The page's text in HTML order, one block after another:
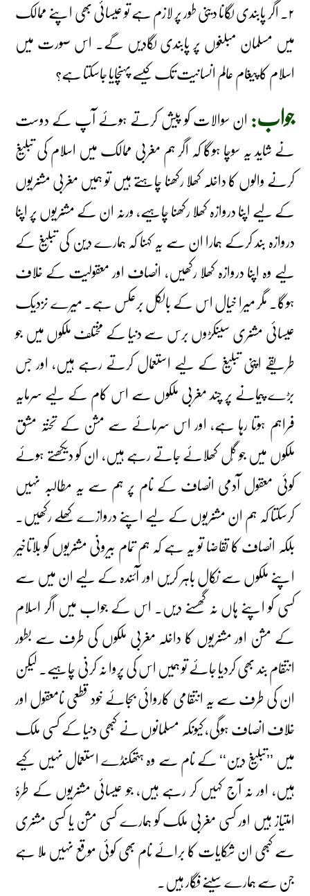
۲۔ اگر پابندی لگانا دینی طور پر لازم ہے تو عیسائی بھی اپنے ممالک
میں مسلمان مبلغوں پر پابندی لگادیں گے۔ اس صورت میں
اسلام کا پیغام عالم انسانیت تک کیسے پہنچایا جاسکتا ہے؟
جواب:ان سوالات کو پیش کرتے ہوئے آپ کے دوست
نے شاید یہ سوچا ہوگا کہ اگر ہم مغربی ممالک میں اسلام کی تبلیغ
کرنے والوں کا داخلہ کھلا رکھنا چاہتے ہیں تو ہمیں مغربی مشنریوں
کے لیے اپنا دروازہ کھلا رکھنا چاہیے، ورنہ ان کے مشنریوں پر اپنا
دروازہ بند کرکے ہمارا ان سے یہ کہنا کہ ہمارے دین کی تبلیغ کے
لیے وہ اپنا دروازہ کھلا رکھیں، انصاف اور معقولیت کے خلاف
ہوگا۔ مگر میرا خیال اس کے بالکل برعکس ہے۔ میرے نزدیک
عیسائی مشنری سینکڑوں برس سے دنیا کے مختلف ملکوں میں جو
طریقے اپنی تبلیغ کے لیے استعمال کرتے رہے ہیں، اور جس
بڑے پیمانے پر چند مغربی ملکوں سے اس کام کے لیے سرمایہ
فراہم ہوتا رہا ہے، اور اس سرمائے سے مشن کے تختہ مشق
ملکوں میں جو گُل کھلائے جاتے رہے ہیں، ان کو دیکھتے ہوئے
کوئی معقول آدمی انصاف کے نام پر ہم سے یہ مطالبہ نہیں
کرسکتا کہ ہم ان مشنریوں کے لیے اپنے دروازے کھلے رکھیں۔
بلکہ انصاف کا تقاضا تو یہ ہے کہ ہم تمام بیرونی مشنریوں کو بلاتاخیر
اپنے ملکوں سے نکال باہر کریں اور آئندہ کے لیے ان میں سے
کسی کو اپنے ہاں نہ گھسنے دیں۔ اس کے جواب میں اگر اسلام
کے مشن اور مشنریوں کا داخلہ مغربی ملکوں کی طرف سے بطور
انتقام بند بھی کردیا جائے تو ہمیں اس کی پروا نہ کرنی چاہیے۔ لیکن
ان کی طرف سے یہ انتقامی کاروائی بجائے خود قطعی نامعقول اور
خلاف انصاف ہوگی، کیونکہ مسلمانوں نے کبھی دنیا کے کسی ملک
میں ’’تبلیغ دین‘‘ کے نام سے وہ ہتھکنڈے استعمال نہیں کیے
ہیں، اور نہ آج کہیں کر رہے ہیں، جو عیسائی مشنریوں کے طرۂ
امتیاز ہیں اور کسی مغربی ملک کو ہمارے کسی مشن یا کسی مشنری
سے کبھی ان شکایات کا برائے نام بھی کوئی موقع نہیں ملا ہے
جن سے ہمارے سینے فگار ہیں۔